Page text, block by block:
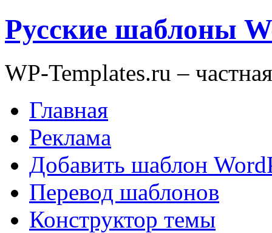
Русские шаблоны
WP-Templates.ru –
Главная
Реклама
Добавить шаблон
Перевод шаблонов
Конструктор темы